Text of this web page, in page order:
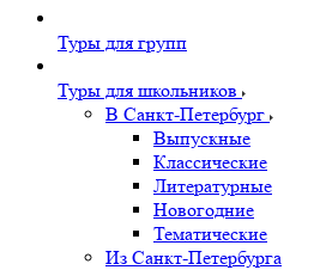
Туры для групп
Туры для школьников
В Санкт-Петербург
Выпускные
Классические
Литературные
Новогодние
Тематические
Из Санкт-Петербурга